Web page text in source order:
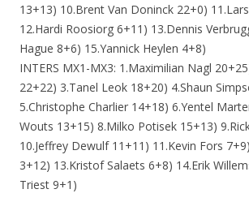
13+13) 10.Brent Van Doninck 22+0)
12.Hardi Roosiorg 6+11) 13.Dennis
Hague 8+6) 15.Yannick Heylen 4+8)
INTERS MX1-MX3: 1.Maximilian Nagl
22+22) 3.Tanel Leok 18+20) 4.Shaun
5.Christophe Charlier 14+18) 6.Yentel
Wouts 13+15) 8.Milko Potisek 15+13)
10.Jeffrey Dewulf 11+11) 11.Kevin Fors
3+12) 13.Kristof Salaets 6+8) 14.Erik
Triest 9+1)